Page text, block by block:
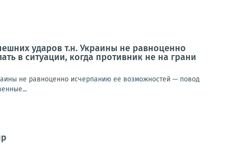
ударов т.н. Украины не равноценно
в ситуации, когда противник не на грани
не равноценно исчерпанию ее возможностей — повод